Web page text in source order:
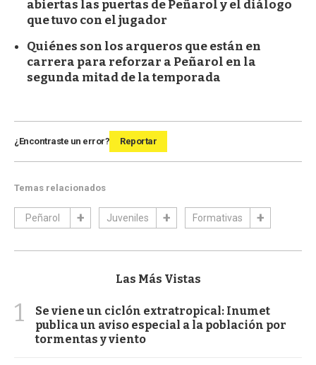
abiertas las puertas de Peñarol y el diálogo
que tuvo con el jugador
Quiénes son los arqueros que están en
carrera para reforzar a Peñarol en la
segunda mitad de la temporada
¿Encontraste un error? Reportar
Temas relacionados
Peñarol Juveniles Formativas
Las Más Vistas
1
Se viene un ciclón extratropical: Inumet
publica un aviso especial a la población por
tormentas y viento